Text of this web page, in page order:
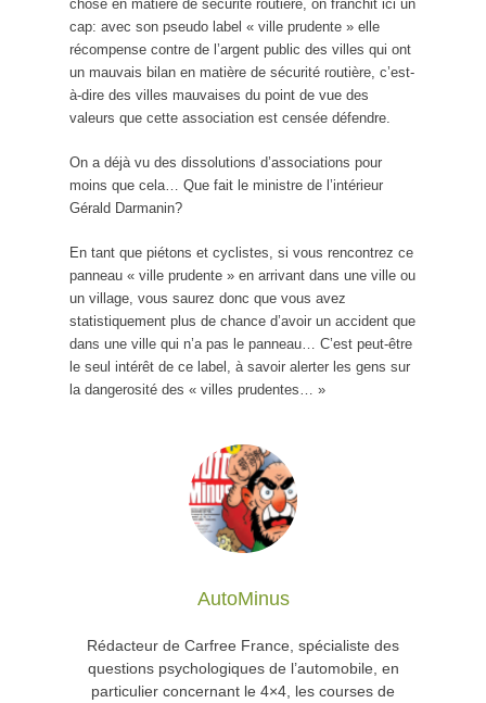
chose en matière de sécurité routière, on franchit ici un
cap: avec son pseudo label « ville prudente » elle
récompense contre de l’argent public des villes qui ont
un mauvais bilan en matière de sécurité routière, c’est-
à-dire des villes mauvaises du point de vue des
valeurs que cette association est censée défendre.
On a déjà vu des dissolutions d’associations pour
moins que cela… Que fait le ministre de l’intérieur
Gérald Darmanin?
En tant que piétons et cyclistes, si vous rencontrez ce
panneau « ville prudente » en arrivant dans une ville ou
un village, vous saurez donc que vous avez
statistiquement plus de chance d’avoir un accident que
dans une ville qui n’a pas le panneau… C’est peut-être
le seul intérêt de ce label, à savoir alerter les gens sur
la dangerosité des « villes prudentes… »
AutoMinus
Rédacteur de Carfree France, spécialiste des
questions psychologiques de l’automobile, en
particulier concernant le 4×4, les courses de